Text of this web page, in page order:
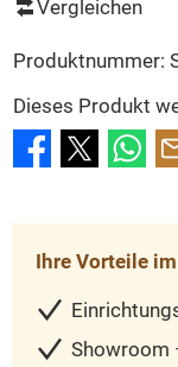
Vergleichen
Produktnummer:
Dieses Produkt
Ihre Vorteile
Showroom